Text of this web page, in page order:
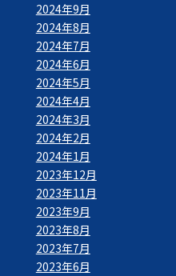
2024年9月
2024年8月
2024年7月
2024年6月
2024年5月
2024年4月
2024年3月
2024年2月
2024年1月
2023年12月
2023年11月
2023年9月
2023年8月
2023年7月
2023年6月